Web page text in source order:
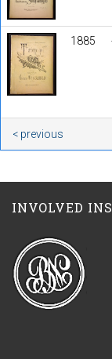
1885
< previous
INVOLVED